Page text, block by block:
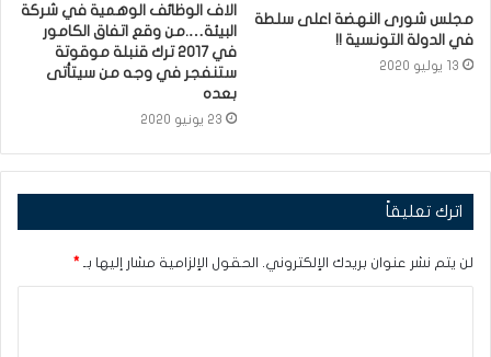
مجلس شورى النهضة اعلى سلطة
في الدولة التونسية !!
13 يوليو 2020
الاف الوظائف الوهمية في شركة
البيئة….من وقع اتفاق الكامور
في 2017 ترك قنبلة موقوتة
ستنفجر في وجه من سيتأتى
بعده
23 يونيو 2020
اترك تعليقاً
لن يتم نشر عنوان بريدك الإلكتروني. الحقول الإلزامية مشار إليها بـ *